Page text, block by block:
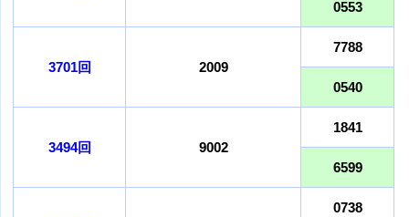
0553
3701回 2009
7788
0540
3494回 9002
1841
6599
0738